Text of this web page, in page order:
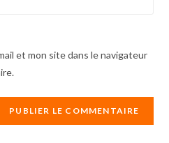
et mon site dans le navigateur